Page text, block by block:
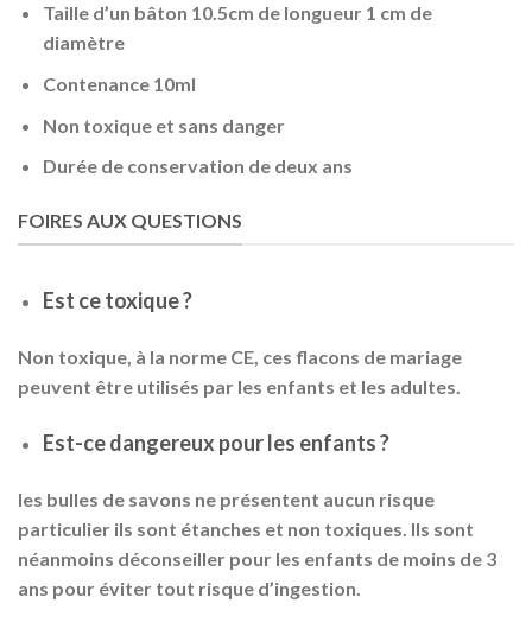
Taille d’un bâton 10.5cm de longueur 1 cm de
diamètre
Contenance 10ml
Non toxique et sans danger
Durée de conservation de deux ans
FOIRES AUX QUESTIONS
Est ce toxique ?
Non toxique, à la norme CE, ces flacons de mariage
peuvent être utilisés par les enfants et les adultes.
Est-ce dangereux pour les enfants ?
les bulles de savons ne présentent aucun risque
particulier ils sont étanches et non toxiques. Ils sont
néanmoins déconseiller pour les enfants de moins de 3
ans pour éviter tout risque d’ingestion.